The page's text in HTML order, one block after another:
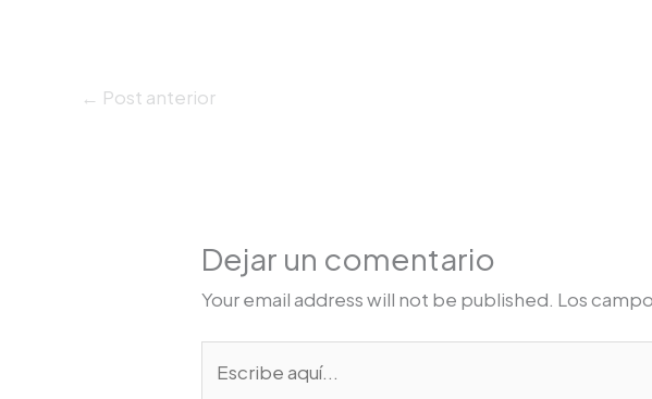
← Post anterior
Dejar un comentario
Your email address will not be published. Los
aquí...